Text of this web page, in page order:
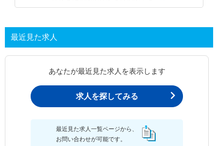
最近見た求人
あなたが最近見た求人を表示します
求人を探してみる
最近見た求人一覧ページから、
お問い合わせが可能です。